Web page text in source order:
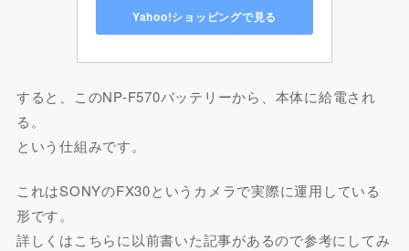
Yahoo!ショッピングで見る
すると、このNP-F570バッテリーから、本体に給電され
る。
という仕組みです。
これはSONYのFX30というカメラで実際に運用している
形です。
詳しくはこちらに以前書いた記事があるので参考にしてみ